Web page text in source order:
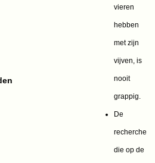
vieren
hebben
met zijn
vijven, is
nooit
grappig.
De
recherche
die op de